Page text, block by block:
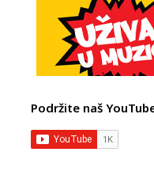
Podržite naš